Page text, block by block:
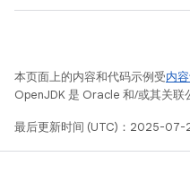
本页面上的内容和代码示例受内
OpenJDK 是 Oracle 和/或其关联
最后更新时间 (UTC)：2025-07-